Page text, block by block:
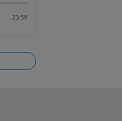
23:59